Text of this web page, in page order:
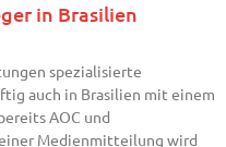
in Brasilien
spezialisierte
auch in Brasilien mit einem
AOC und
Medienmitteilung wird